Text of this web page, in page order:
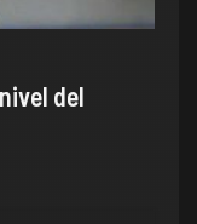
del